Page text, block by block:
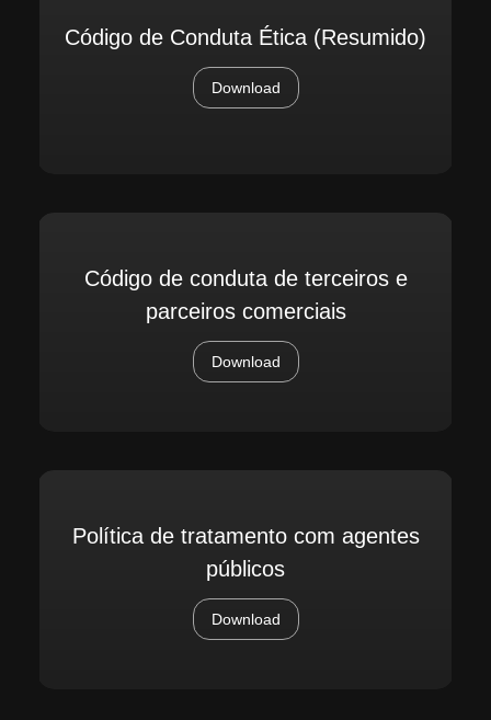
Código de Conduta Ética (Resumido)
Download
Código de conduta de terceiros e
parceiros comerciais
Download
Política de tratamento com agentes
públicos
Download